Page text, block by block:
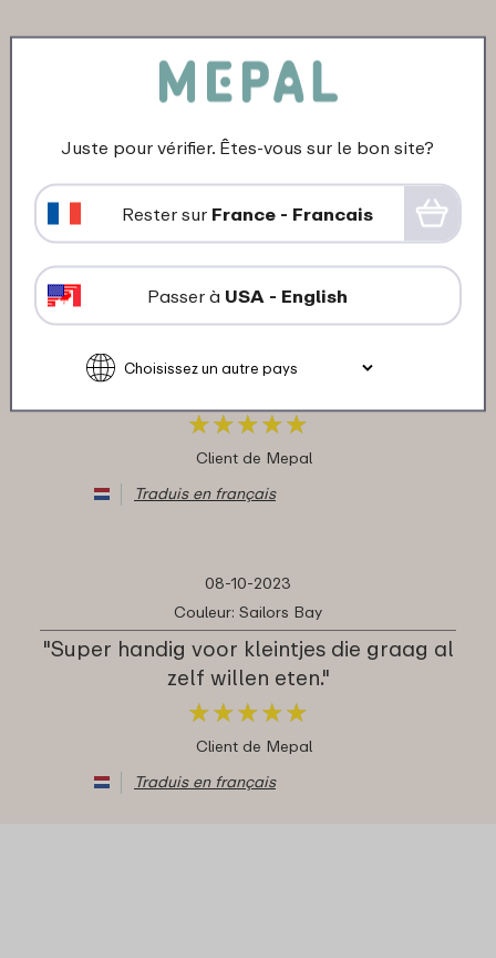
11-12-2024
Couleur: Flowers & Butterflies
★★★ ★★
★★★ ★★
10-02-2024
★★★★★
★★★★★
Client de Mepal
Traduis en français
08-10-2023
Couleur: Sailors Bay
"Super handig voor kleintjes die graag al
zelf willen eten."
★★★★★
★★★★★
Client de Mepal
Traduis en français
Juste pour vérifier. Êtes-vous sur le bon site?
Rester sur France - Francais
Passer à USA - English